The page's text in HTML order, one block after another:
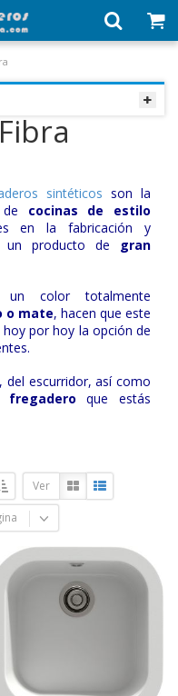
sintéticos son la
cocinas de estilo
en la fabricación y
un producto de gran
color totalmente
o mate, hacen que este
hoy por hoy la opción de
del escurridor, así como
fregadero que estás
Ver